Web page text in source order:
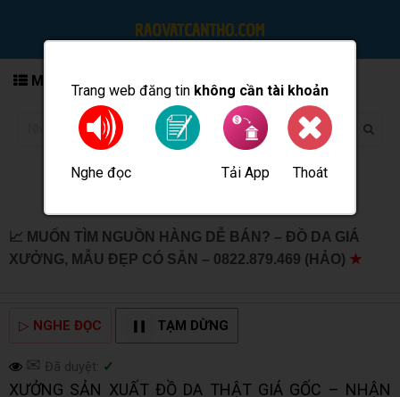
Trang web đăng tin không cần tài khoản
Nghe đọc Tải App Thoát
MENU
📈 MUỐN TÌM NGUỒN HÀNG DỄ BÁN? – ĐỒ DA GIÁ
XƯỞNG, MẪU ĐẸP CÓ SẴN – 0822.879.469 (HẢO) ★
▷ NGHE ĐỌC TẠM DỪNG
✉ Đã duyệt: ✓
XƯỞNG SẢN XUẤT ĐỒ DA THẬT GIÁ GỐC – NHẬN